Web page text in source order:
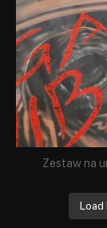
Zestaw na
Load